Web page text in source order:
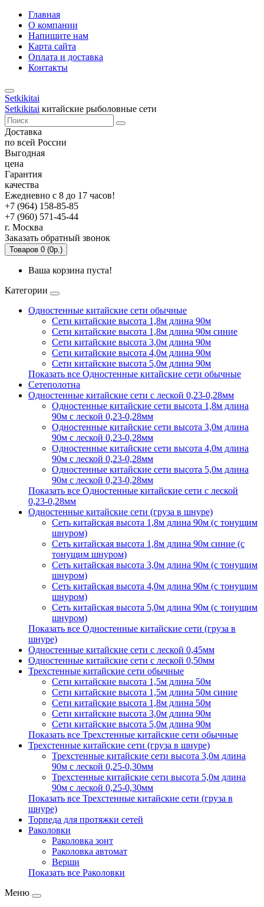
Главная
О компании
Напишите нам
Карта сайта
Оплата и доставка
Контакты
Setkikitai
Setkikitai китайские рыболовные сети
Доставка
по всей России
Выгодная
цена
Гарантия
качества
Ежедневно с 8 до 17 часов!
+7 (964) 158-85-85
+7 (960) 571-45-44
г. Москва
Заказать обратный звонок
Товаров 0 (0р.)
Ваша корзина пуста!
Категории
Одностенные китайские сети обычные
Сети китайские высота 1,8м длина 90м
Сети китайские высота 1,8м длина 90м синие
Сети китайские высота 3,0м длина 90м
Сети китайские высота 4,0м длина 90м
Сети китайские высота 5,0м длина 90м
Показать все Одностенные китайские сети обычные
Сетеполотна
Одностенные китайские сети с леской 0,23-0,28мм
Одностенные китайские сети высота 1,8м длина
90м с леской 0,23-0,28мм
Одностенные китайские сети высота 3,0м длина
90м с леской 0,23-0,28мм
Одностенные китайские сети высота 4,0м длина
90м с леской 0,23-0,28мм
Одностенные китайские сети высота 5,0м длина
90м с леской 0,23-0,28мм
Показать все Одностенные китайские сети с леской
0,23-0,28мм
Одностенные китайские сети (груза в шнуре)
Сеть китайская высота 1,8м длина 90м (с тонущим
шнуром)
Сеть китайская высота 1,8м длина 90м синие (с
тонущим шнуром)
Сеть китайская высота 3,0м длина 90м (с тонущим
шнуром)
Сеть китайская высота 4,0м длина 90м (с тонущим
шнуром)
Сеть китайская высота 5,0м длина 90м (с тонущим
шнуром)
Показать все Одностенные китайские сети (груза в
шнуре)
Одностенные китайские сети с леской 0,45мм
Одностенные китайские сети с леской 0,50мм
Трехстенные китайские сети обычные
Сети китайские высота 1,5м длина 50м
Сети китайские высота 1,5м длина 50м синие
Сети китайские высота 1,8м длина 50м
Сети китайские высота 3,0м длина 90м
Сети китайские высота 5,0м длина 90м
Показать все Трехстенные китайские сети обычные
Трехстенные китайские сети (груза в шнуре)
Трехстенные китайские сети высота 3,0м длина
90м с леской 0,25-0,30мм
Трехстенные китайские сети высота 5,0м длина
90м с леской 0,25-0,30мм
Показать все Трехстенные китайские сети (груза в
шнуре)
Торпеда для протяжки сетей
Раколовки
Раколовка зонт
Раколовка автомат
Верши
Показать все Раколовки
Меню